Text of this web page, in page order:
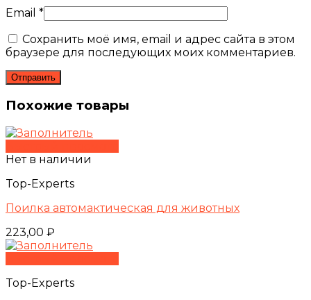
Email *
Сохранить моё имя, email и адрес сайта в этом
браузере для последующих моих комментариев.
Похожие товары
Нет в наличии
Top-Experts
Поилка автомактическая для животных
223,00 ₽
Top-Experts